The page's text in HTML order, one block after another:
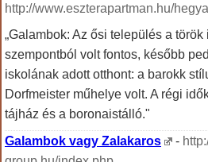
http://www.eszterapartman.hu/
„Galambok: Az ősi település a
szempontból volt fontos, később
iskolának adott otthont: a barokk
Dorfmeister műhelye volt. A régi
tájház és a boronaistálló."
Galambok vagy Zalakaros
-